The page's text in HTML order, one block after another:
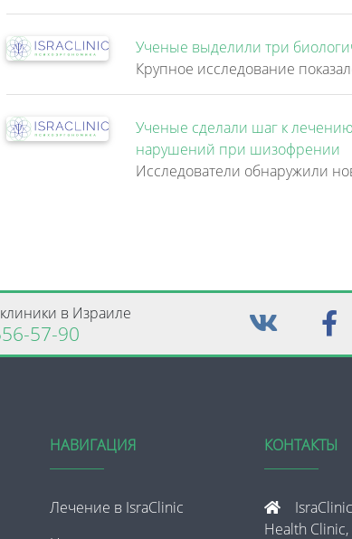
Ученые выделили три
Ученые сделали шаг к
нарушений при шизофрении
в Израиле
57-90
НАВИГАЦИЯ
Лечение в IsraClinic
КОНТАКТЫ
Health